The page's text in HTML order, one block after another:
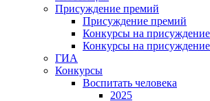
Присуждение премий
Присуждение премий
Конкурсы на
Конкурсы на
ГИА
Конкурсы
Воспитать человека
2025